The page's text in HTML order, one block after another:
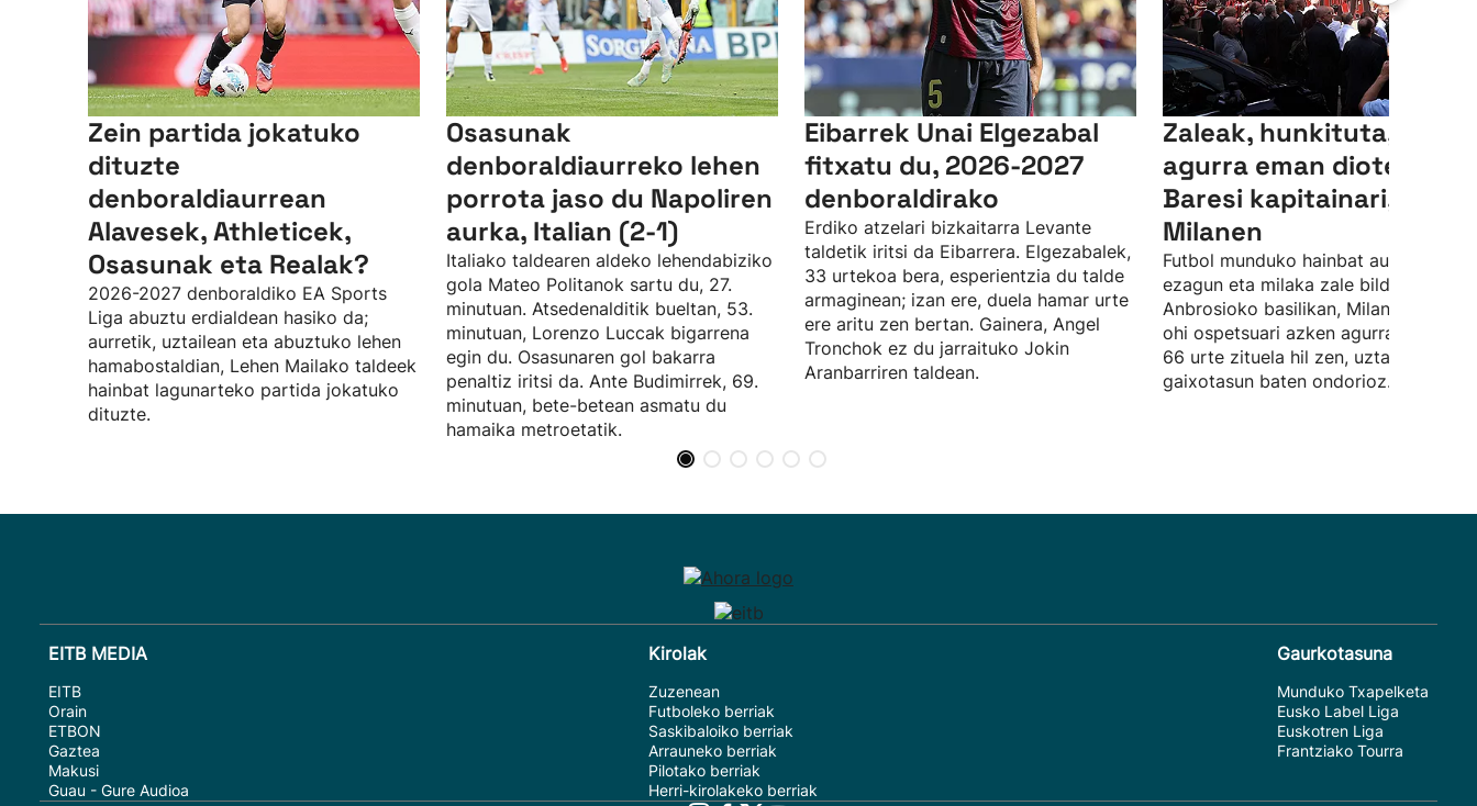
Zein partida jokatuko
dituzte
denboraldiaurrean
Alavesek, Athleticek,
Osasunak eta Realak?
2026-2027 denboraldiko EA Sports
Liga abuztu erdialdean hasiko da;
aurretik, uztailean eta abuztuko lehen
hamabostaldian, Lehen Mailako taldeek
hainbat lagunarteko partida jokatuko
dituzte.
Osasunak
denboraldiaurreko lehen
porrota jaso du Napoliren
aurka, Italian (2-1)
Italiako taldearen aldeko lehendabiziko
gola Mateo Politanok sartu du, 27.
minutuan. Atsedenalditik bueltan, 53.
minutuan, Lorenzo Luccak bigarrena
egin du. Osasunaren gol bakarra
penaltiz iritsi da. Ante Budimirrek, 69.
minutuan, bete-betean asmatu du
hamaika metroetatik.
Eibarrek Unai Elgezabal
fitxatu du, 2026-2027
denboraldirako
Erdiko atzelari bizkaitarra Levante
taldetik iritsi da Eibarrera. Elgezabalek,
33 urtekoa bera, esperientzia du talde
armaginean; izan ere, duela hamar urte
ere aritu zen bertan. Gainera, Angel
Tronchok ez du jarraituko Jokin
Aranbarriren taldean.
Zaleak, hunkituta, azken
agurra eman diote
Baresi kapitainari,
Milanen
Futbol munduko hainbat aurpegi
ezagun eta milaka zale bildu dira San
Anbrosioko basilikan, Milanen
ohi ospetsuari azken agurra emateko.
66 urte zituela hil zen, uztailaren 31n,
gaixotasun baten ondorioz.
EITB MEDIA
EITB
Orain
ETBON
Gaztea
Makusi
Guau - Gure Audioa
Kirolak
Zuzenean
Futboleko berriak
Saskibaloiko berriak
Arrauneko berriak
Pilotako berriak
Herri-kirolakeko berriak
Gaurkotasuna
Munduko Txapelketa
Eusko Label Liga
Euskotren Liga
Frantziako Tourra